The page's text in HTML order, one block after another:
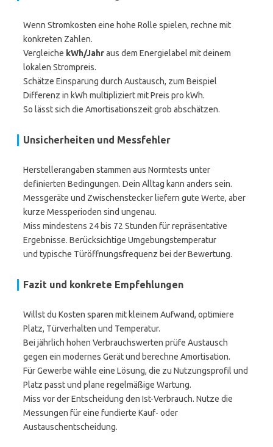
Wenn Stromkosten eine hohe Rolle spielen, rechne mit
konkreten Zahlen.
Vergleiche kWh/Jahraus dem Energielabel mit deinem
lokalen Strompreis.
Schätze Einsparung durch Austausch, zum Beispiel
Differenz in kWh multipliziert mit Preis pro kWh.
So lässt sich die Amortisationszeit grob abschätzen.
Unsicherheiten und Messfehler
Herstellerangaben stammen aus Normtests unter
definierten Bedingungen. Dein Alltag kann anders sein.
Messgeräte und Zwischenstecker liefern gute Werte, aber
kurze Messperioden sind ungenau.
Miss mindestens 24 bis 72 Stunden für repräsentative
Ergebnisse. Berücksichtige Umgebungstemperatur
und typische Türöffnungsfrequenz bei der Bewertung.
Fazit und konkrete Empfehlungen
Willst du Kosten sparen mit kleinem Aufwand, optimiere
Platz, Türverhalten und Temperatur.
Bei jährlich hohen Verbrauchswerten prüfe Austausch
gegen ein modernes Gerät und berechne Amortisation.
Für Gewerbe wähle eine Lösung, die zu Nutzungsprofil und
Platz passt und plane regelmäßige Wartung.
Miss vor der Entscheidung den Ist-Verbrauch. Nutze die
Messungen für eine fundierte Kauf- oder
Austauschentscheidung.